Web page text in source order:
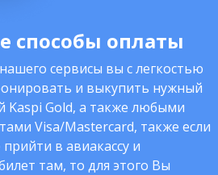
способы оплаты
сервисы вы с легкостью
и выкупить нужный
Kaspi Gold, а также любыми
Visa/Mastercard, также если
в авиакассу и
там, то для этого Вы